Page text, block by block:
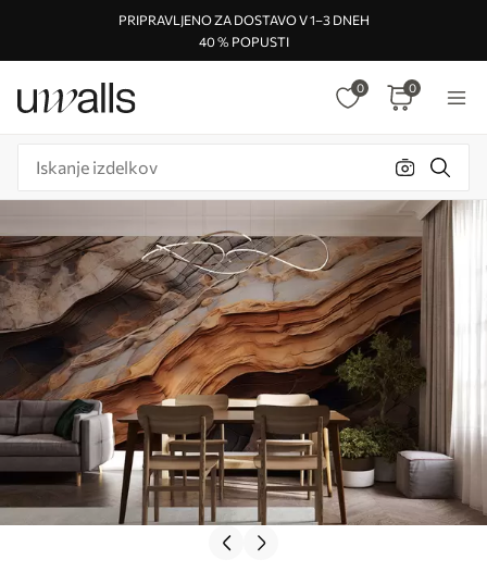
PRIPRAVLJENO ZA DOSTAVO V 1–3 DNEH
40 % POPUSTI
0 0